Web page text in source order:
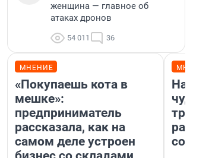
женщина — главное об
атаках дронов
54 011 36
МНЕНИЕ
«Покупаешь кота в
мешке»:
предприниматель
рассказала, как на
самом деле устроен